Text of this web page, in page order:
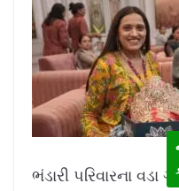
ભંડારી પરિવારના વડા